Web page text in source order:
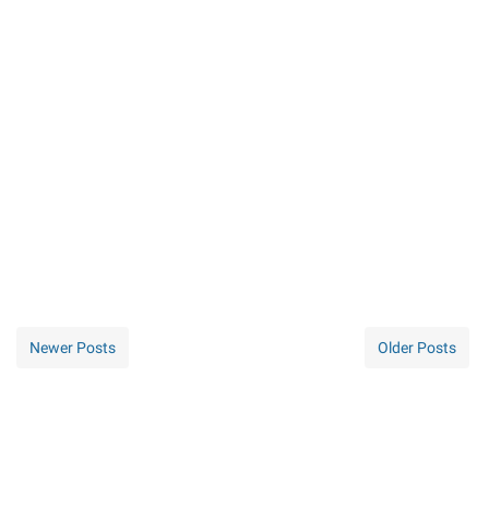
Newer Posts Older Posts